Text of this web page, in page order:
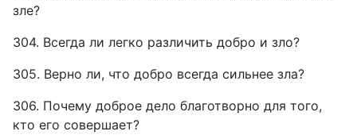
зле?
304. Всегда ли легко различить добро и зло?
305. Верно ли, что добро всегда сильнее зла?
306. Почему доброе дело благотворно для того,
кто его совершает?